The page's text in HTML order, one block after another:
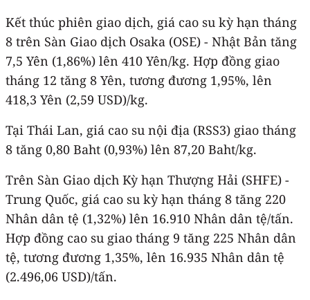
Kết thúc phiên giao dịch, giá cao su kỳ hạn tháng
8 trên Sàn Giao dịch Osaka (OSE) - Nhật Bản tăng
7,5 Yên (1,86%) lên 410 Yên/kg. Hợp đồng giao
tháng 12 tăng 8 Yên, tương đương 1,95%, lên
418,3 Yên (2,59 USD)/kg.
Tại Thái Lan, giá cao su nội địa (RSS3) giao tháng
8 tăng 0,80 Baht (0,93%) lên 87,20 Baht/kg.
Trên Sàn Giao dịch Kỳ hạn Thượng Hải (SHFE) -
Trung Quốc, giá cao su kỳ hạn tháng 8 tăng 220
Nhân dân tệ (1,32%) lên 16.910 Nhân dân tệ/tấn.
Hợp đồng cao su giao tháng 9 tăng 225 Nhân dân
tệ, tương đương 1,35%, lên 16.935 Nhân dân tệ
(2.496,06 USD)/tấn.